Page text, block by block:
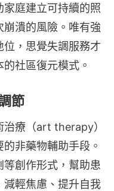
庭建立可持續的照
潰的風險。唯有強
，思覺失調服務才
社區復元模式。
節
治療（art therapy）
非藥物輔助手段。
創作形式，幫助患
輕焦慮、提升自我